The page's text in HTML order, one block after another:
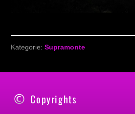
Kategorie:Supramonte
Copyrights